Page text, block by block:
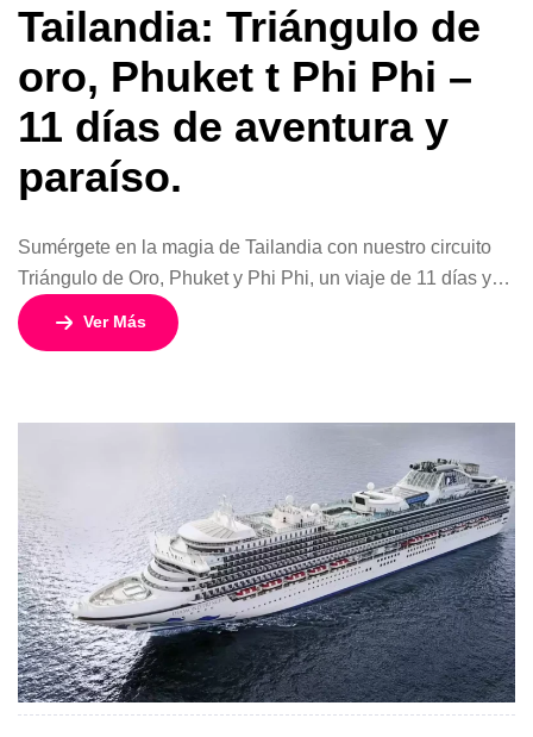
Tailandia: Triángulo de
oro, Phuket t Phi Phi –
11 días de aventura y
paraíso.
Sumérgete en la magia de Tailandia con nuestro circuito
Triángulo de Oro, Phuket y Phi Phi, un viaje de 11 días y
10 noches diseñado para combinar la riqueza cultural del
norte con el paraíso tropical del sur. Desde los templos
Ver Más